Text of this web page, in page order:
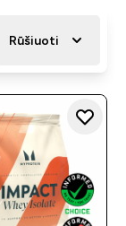
Rūšiuoti